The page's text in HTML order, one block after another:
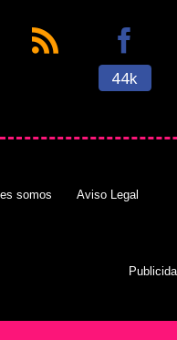
44k
somos Aviso Legal